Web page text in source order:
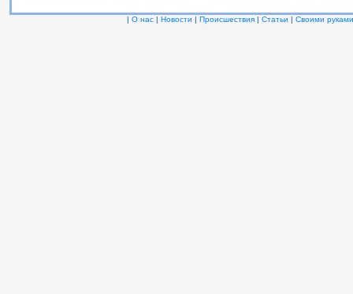
| О нас | Новости | Происшествия | Статьи | Своими руками